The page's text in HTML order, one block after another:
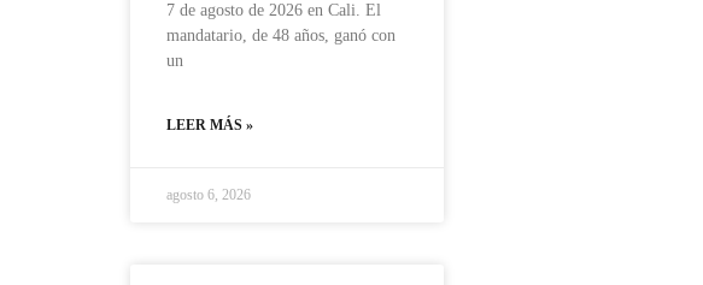
7 de agosto de 2026 en Cali. El
mandatario, de 48 años, ganó con
un
LEER MÁS »
agosto 6, 2026